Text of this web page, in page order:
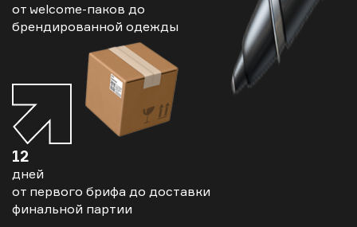
от welcome-паков до
брендированной одежды
12
дней
от первого брифа до доставки
финальной партии